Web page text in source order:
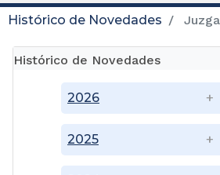
Histórico de Novedades
Histórico de Novedades
2025
2026